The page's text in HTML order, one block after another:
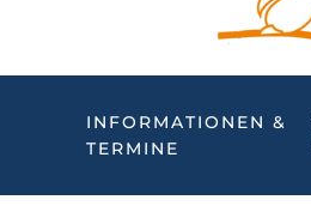
INFORMATIONEN &
TERMINE